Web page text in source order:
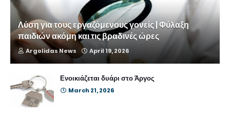
Λύση για τους εργαζόμενους γονείς | Φύλαξη
παιδιών ακόμη και τις βραδινές ώρες
Argolidas News April 19, 2026
Ενοικιάζεται δυάρι στο Άργος
March 21, 2026